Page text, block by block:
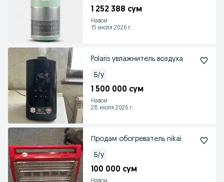
1 252 388 сум
Навои
15 июля 2026 г.
Polaris увлажнитель воздуха
Б/у
1 500 000 сум
Навои
28 июля 2026 г.
Продам обогреватель nikai
Б/у
100 000 сум